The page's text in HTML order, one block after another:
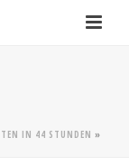
IN 44 STUNDEN »